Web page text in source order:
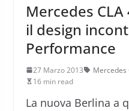
Mercedes
il design
Performance
27 Marzo 2013 Mercedes
16 min read
La nuova Berlina a